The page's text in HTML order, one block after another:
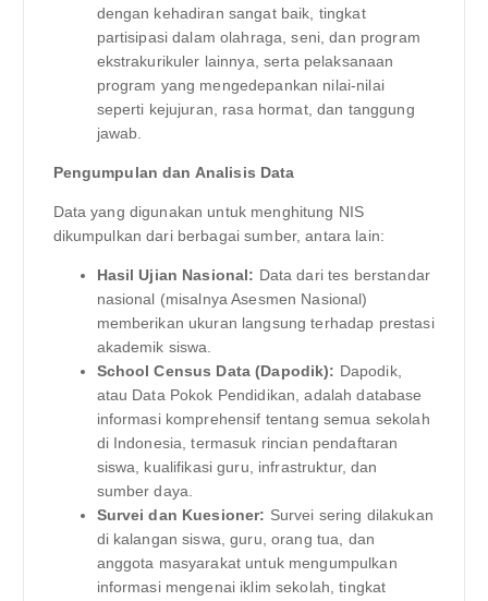
dengan kehadiran sangat baik, tingkat
partisipasi dalam olahraga, seni, dan program
ekstrakurikuler lainnya, serta pelaksanaan
program yang mengedepankan nilai-nilai
seperti kejujuran, rasa hormat, dan tanggung
jawab.
Pengumpulan dan Analisis Data
Data yang digunakan untuk menghitung NIS
dikumpulkan dari berbagai sumber, antara lain:
Hasil Ujian Nasional: Data dari tes berstandar
nasional (misalnya Asesmen Nasional)
memberikan ukuran langsung terhadap prestasi
akademik siswa.
School Census Data (Dapodik): Dapodik,
atau Data Pokok Pendidikan, adalah database
informasi komprehensif tentang semua sekolah
di Indonesia, termasuk rincian pendaftaran
siswa, kualifikasi guru, infrastruktur, dan
sumber daya.
Survei dan Kuesioner: Survei sering dilakukan
di kalangan siswa, guru, orang tua, dan
anggota masyarakat untuk mengumpulkan
informasi mengenai iklim sekolah, tingkat